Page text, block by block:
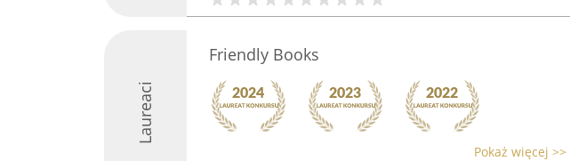
Laureaci
Friendly Books
Pokaż więcej >>